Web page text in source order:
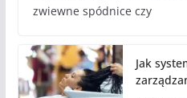
zwiewne spódnice czy
Jak